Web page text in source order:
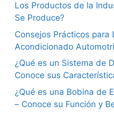
Los Productos de la
Se Produce?
Consejos Prácticos para
Acondicionado
¿Qué es un Sistema de
Conoce sus
¿Qué es una Bobina de
– Conoce su Función y